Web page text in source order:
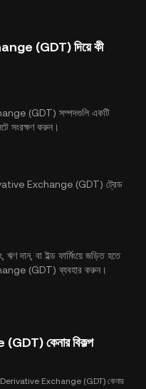
(GDT) দিয়ে কী
(GDT) সম্পদগুলি একটি
সংরক্ষণ করুন।
Exchange (GDT) ট্রেড
দান, বা ইল্ড ফার্মিংয়ে জড়িত হতে
(GDT) ব্যবহার করুন।
কেনার বিকল্প
Derivative Exchange (GDT) কেনার